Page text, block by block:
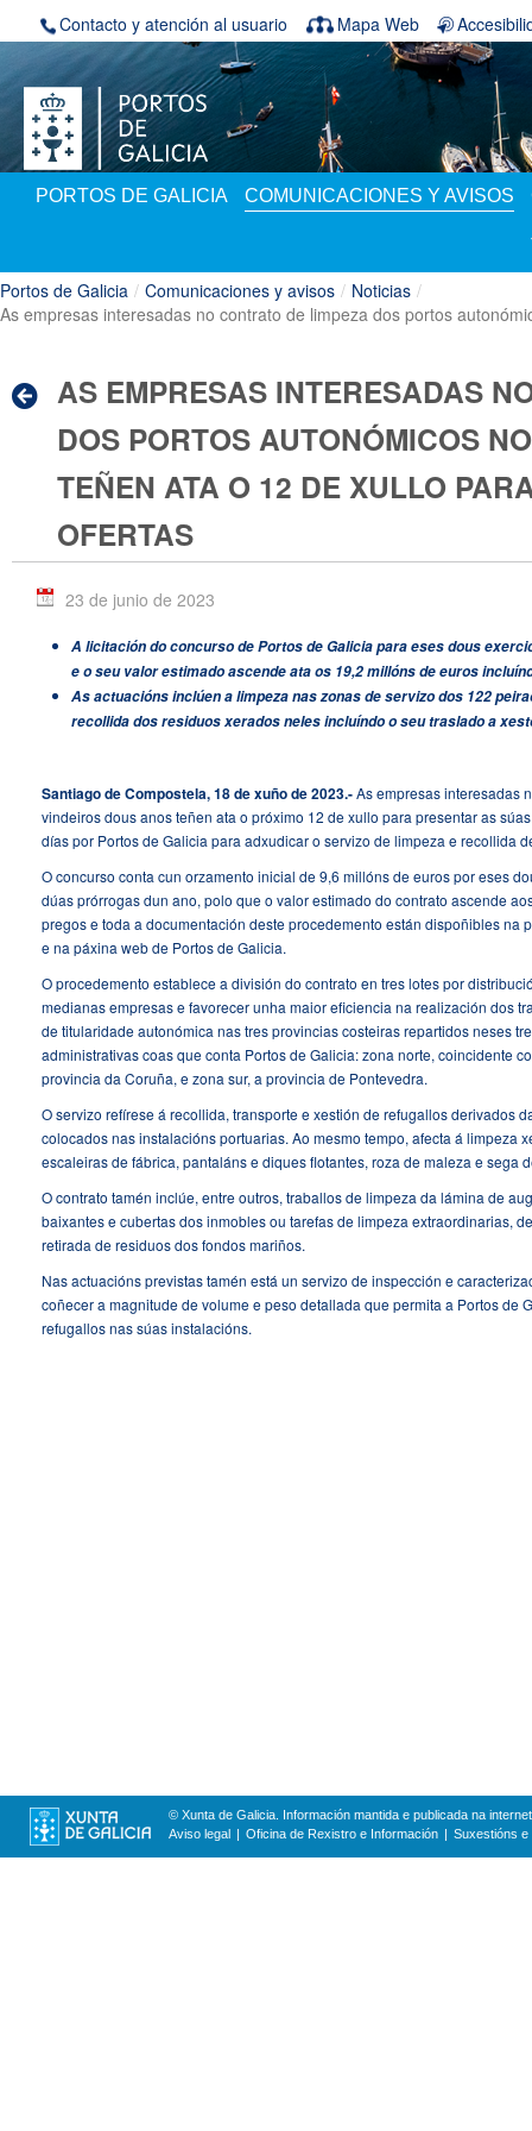
Saltar al contenido
Contacto y atención al usuario Mapa Web
PORTOS DE GALICIA COMUNICACIONES Y AVISOS
Portos de Galicia / Comunicaciones y avisos / Noticias /
As empresas interesadas no contrato de limpeza dos portos
AS EMPRESAS INTERESADAS
DOS PORTOS AUTONÓMICOS
TEÑEN ATA O 12 DE XULLO
OFERTAS
23 de junio de 2023
A licitación do concurso de Portos de Galicia para eses dous
e o seu valor estimado ascende ata os 19,2 millóns de euros
As actuacións inclúen a limpeza nas zonas de servizo dos 122
recollida dos residuos xerados neles incluíndo o seu traslado a
Santiago de Compostela, 18 de xuño de 2023.-As empresas interesadas
vindeiros dous anos teñen ata o próximo 12 de xullo para presentar as
días por Portos de Galicia para adxudicar o servizo de limpeza e recollida
O concurso conta cun orzamento inicial de 9,6 millóns de euros por eses
dúas prórrogas dun ano, polo que o valor estimado do contrato ascende
pregos e toda a documentación deste procedemento están dispoñibles na
e na páxina webde Portos de Galicia.
O procedemento establece a división do contrato en tres lotes por
medianas empresas e favorecer unha maior eficiencia na realización dos
de titularidade autonómica nas tres provincias costeiras repartidos neses
administrativas coas que conta Portos de Galicia: zona norte, coincidente
provincia da Coruña, e zona sur, a provincia de Pontevedra.
O servizo refírese á recollida, transporte e xestión de refugallos derivados
colocados nas instalacións portuarias. Ao mesmo tempo, afecta á limpeza
escaleiras de fábrica, pantaláns e diques flotantes, roza de maleza e sega
O contrato tamén inclúe, entre outros, traballos de limpeza da lámina de
baixantes e cubertas dos inmobles ou tarefas de limpeza extraordinarias,
retirada de residuos dos fondos mariños.
Nas actuacións previstas tamén está un servizo de inspección e
coñecer a magnitude de volume e peso detallada que permita a Portos de
refugallos nas súas instalacións.
© Xunta de Galicia. Información mantida e publicada na
Aviso legal
Oficina de Rexistro e Información Suxestións e